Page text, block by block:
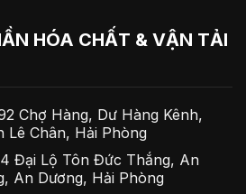
HÓA CHẤT & VẬN TẢI
Chợ Hàng, Dư Hàng Kênh,
Lê Chân, Hải Phòng
Đại Lộ Tôn Đức Thắng, An
An Dương, Hải Phòng